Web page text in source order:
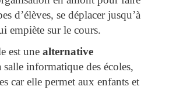
d’élèves, se déplacer jusqu’à
empiète sur le cours.
est une alternative
salle informatique des écoles,
car elle permet aux enfants et